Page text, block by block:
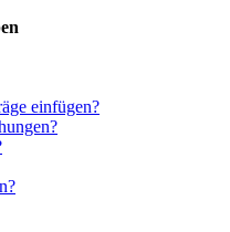
einfügen?